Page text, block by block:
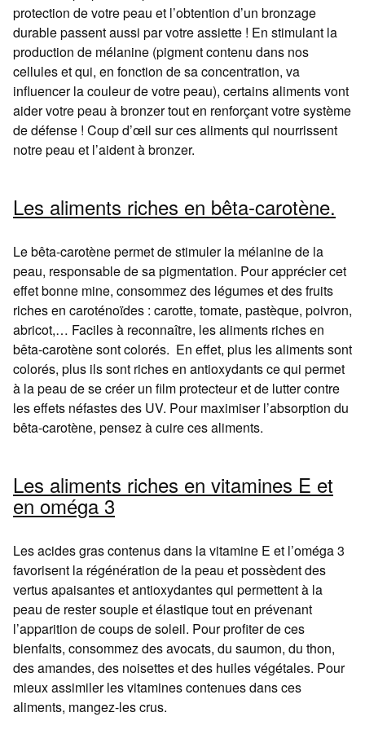
protection de votre peau et l’obtention d’un bronzage
durable passent aussi par votre assiette ! En stimulant la
production de mélanine (pigment contenu dans nos
cellules et qui, en fonction de sa concentration, va
influencer la couleur de votre peau), certains aliments vont
aider votre peau à bronzer tout en renforçant votre système
de défense ! Coup d’œil sur ces aliments qui nourrissent
notre peau et l’aident à bronzer.
Les aliments riches en bêta-carotène.
Le bêta-carotène permet de stimuler la mélanine de la
peau, responsable de sa pigmentation. Pour apprécier cet
effet bonne mine, consommez des légumes et des fruits
riches en caroténoïdes : carotte, tomate, pastèque, poivron,
abricot,… Faciles à reconnaître, les aliments riches en
bêta-carotène sont colorés. En effet, plus les aliments sont
colorés, plus ils sont riches en antioxydants ce qui permet
à la peau de se créer un film protecteur et de lutter contre
les effets néfastes des UV. Pour maximiser l’absorption du
bêta-carotène, pensez à cuire ces aliments.
Les aliments riches en vitamines E et
en oméga 3
Les acides gras contenus dans la vitamine E et l’oméga 3
favorisent la régénération de la peau et possèdent des
vertus apaisantes et antioxydantes qui permettent à la
peau de rester souple et élastique tout en prévenant
l’apparition de coups de soleil. Pour profiter de ces
bienfaits, consommez des avocats, du saumon, du thon,
des amandes, des noisettes et des huiles végétales. Pour
mieux assimiler les vitamines contenues dans ces
aliments, mangez-les crus.